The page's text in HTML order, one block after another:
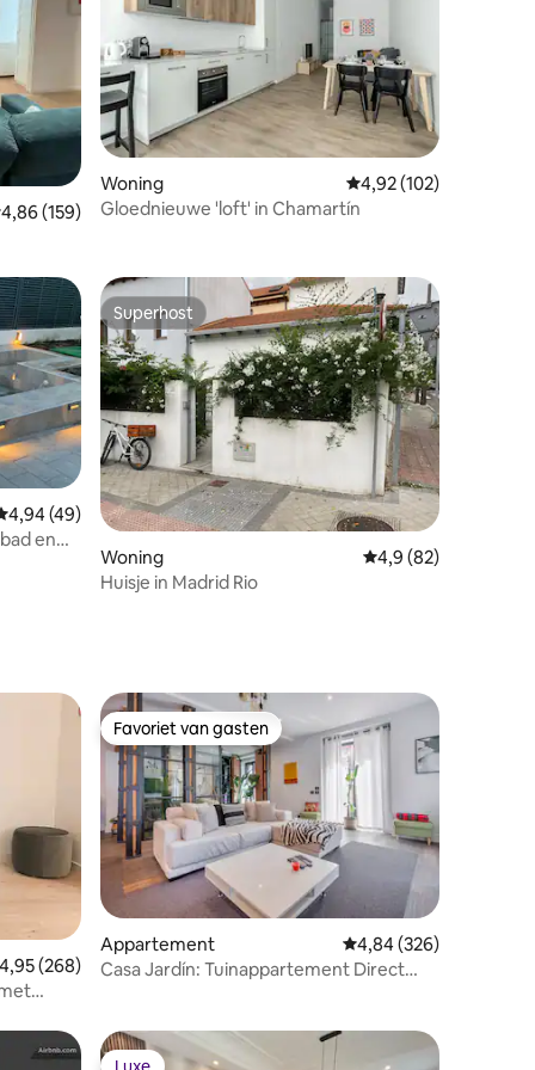
beoordeling van 4,86 op 5, 159 recensies
4,86 (159)
Woning Gemiddelde
4,92 (102)
Gloednieuwe 'loft' in Chamartín
beoordeling van 4,94 op 5, 49 recensies
4,94 (49)
en
Superhost
Superhost
Woning Gemiddelde
4,9 (82)
Huisje in Madrid Rio
beoordeling van 4,95 op 5, 268 recensies
4,95 (268)
Favoriet van gasten
Favoriet van gasten
Appartement Gemiddelde
4,84 (326)
Casa Jardín: Tuinappartement Direct